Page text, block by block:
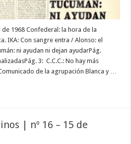
de 1968 Confederal: la hora de la
IKA: Con sangre entra / Alonso: el
ni ayudan ni dejan ayudarPág.
3: C.C.C.: No hay más
de la agrupación Blanca y …
| nº 16 – 15 de